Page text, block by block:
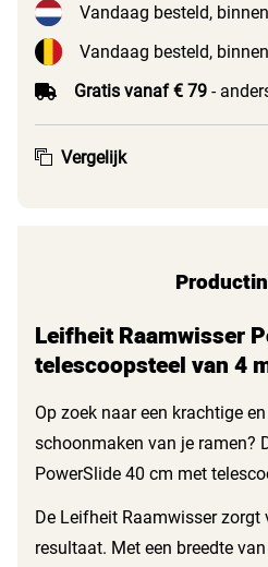
Vandaag besteld,
Vandaag besteld,
Gratis vanaf € 79 -
Vergelijk
Leifheit Raamwisser
telescoopsteel van 4
Op zoek naar een krachtige
schoonmaken van je ramen?
PowerSlide 40 cm met
De Leifheit Raamwisser zorgt
resultaat. Met een breedte